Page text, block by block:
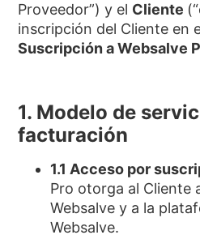
Proveedor”) y el Cliente
inscripción del Cliente en
Suscripción a Websalve
1. Modelo de
facturación
1.1 Acceso por
Pro otorga al Cliente
Websalve y a la
Websalve.